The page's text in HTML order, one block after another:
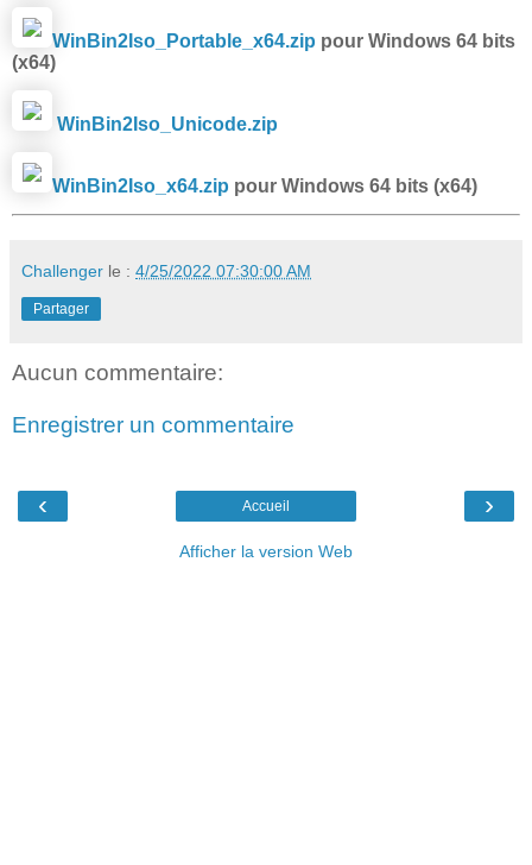
WinBin2Iso_Portable_x64.zip pour Windows 64 bits
(x64)
WinBin2Iso_Unicode.zip
WinBin2Iso_x64.zip pour Windows 64 bits (x64)
Challenger le : 4/25/2022 07:30:00 AM
Partager
Aucun commentaire:
Enregistrer un commentaire
‹ ›
Accueil
Afficher la version Web